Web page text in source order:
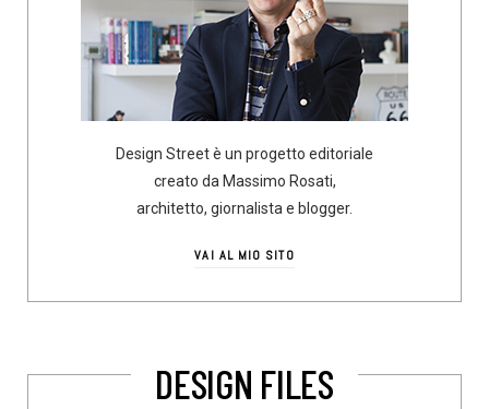
Design Street è un progetto editoriale
creato da Massimo Rosati,
architetto, giornalista e blogger.
VAI AL MIO SITO
DESIGN FILES